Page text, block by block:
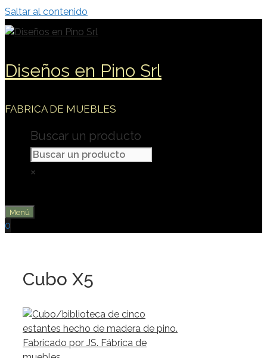
Saltar al contenido
Diseños en Pino Srl
FABRICA DE MUEBLES
Buscar un producto
×
Menú
0
Cubo X5